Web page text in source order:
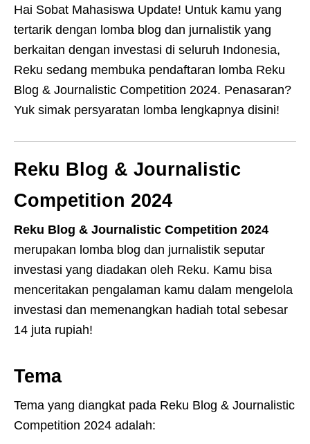
Hai Sobat Mahasiswa Update! Untuk kamu yang
tertarik dengan lomba blog dan jurnalistik yang
berkaitan dengan investasi di seluruh Indonesia,
Reku sedang membuka pendaftaran lomba Reku
Blog & Journalistic Competition 2024. Penasaran?
Yuk simak persyaratan lomba lengkapnya disini!
Reku Blog & Journalistic
Competition 2024
Reku Blog & Journalistic Competition 2024
merupakan lomba blog dan jurnalistik seputar
investasi yang diadakan oleh Reku. Kamu bisa
menceritakan pengalaman kamu dalam mengelola
investasi dan memenangkan hadiah total sebesar
14 juta rupiah!
Tema
Tema yang diangkat pada Reku Blog & Journalistic
Competition 2024 adalah: